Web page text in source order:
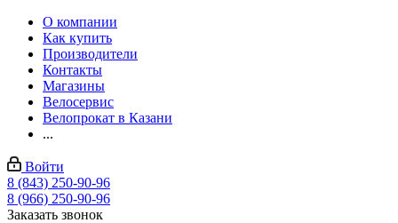
О компании
Как купить
Производители
Контакты
Магазины
Велосервис
Велопрокат в Казани
...
Войти
8 (843) 250-90-96
8 (966) 250-90-96
Заказать звонок